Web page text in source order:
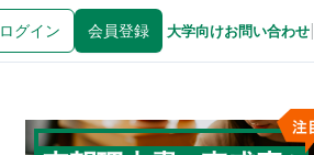
ログイン 会員登録 大学向けお問い合わせ